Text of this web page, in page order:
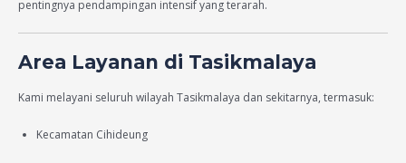
pentingnya pendampingan intensif yang terarah.
Area Layanan di Tasikmalaya
Kami melayani seluruh wilayah Tasikmalaya dan sekitarnya, termasuk:
Kecamatan Cihideung